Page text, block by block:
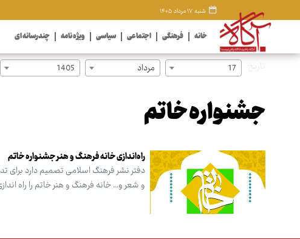
شنبه ۱۷ مرداد ۱۴۰۵
خانه فرهنگی اجتماعی سیاسی ویژه نامه چندرسانه ای
17 مرداد 1405
جشنواره خاتم
راه‌اندازی خانه فرهنگ و هنر جشنواره خاتم
دفتر نشر فرهنگ اسلامی تصمیم دارد برای
و شعر و… خانه فرهنگ و هنر خاتم را راه